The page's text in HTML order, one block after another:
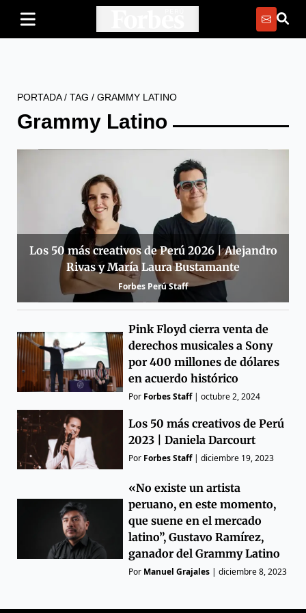
PORTADA/ TAG / GRAMMY LATINO
Grammy Latino
Los 50 más creativos de Perú 2026 | Alejandro
Rivas y María Laura Bustamante
Forbes Perú Staff
Pink Floyd cierra venta de
derechos musicales a Sony
por 400 millones de dólares
en acuerdo histórico
Por Forbes Staff|octubre 2, 2024
Los 50 más creativos de Perú
2023 | Daniela Darcourt
Por Forbes Staff|diciembre 19, 2023
«No existe un artista
peruano, en este momento,
que suene en el mercado
latino”, Gustavo Ramírez,
ganador del Grammy Latino
Por Manuel Grajales |diciembre 8, 2023